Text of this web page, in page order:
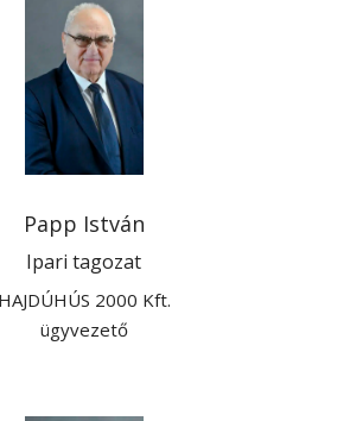
Papp István
Ipari tagozat
HAJDÚHÚS 2000 Kft.
ügyvezető